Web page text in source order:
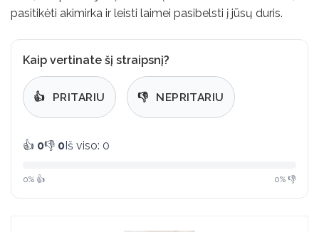
pasitikėti akimirka ir leisti laimei pasibelsti į jūsų duris.
Kaip vertinate šį straipsnį?
👍 PRITARIU 👎 NEPRITARIU
👍 0👎 0Iš viso: 0
0% 👍 0% 👎